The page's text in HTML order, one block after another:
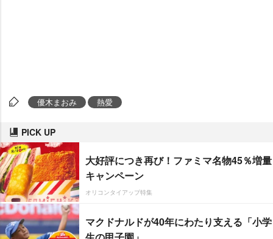
優木まおみ 熱愛
PICK UP
大好評につき再び！ファミマ名物45％増量
キャンペーン
オリコンタイアップ特集
マクドナルドが40年にわたり支える「小学